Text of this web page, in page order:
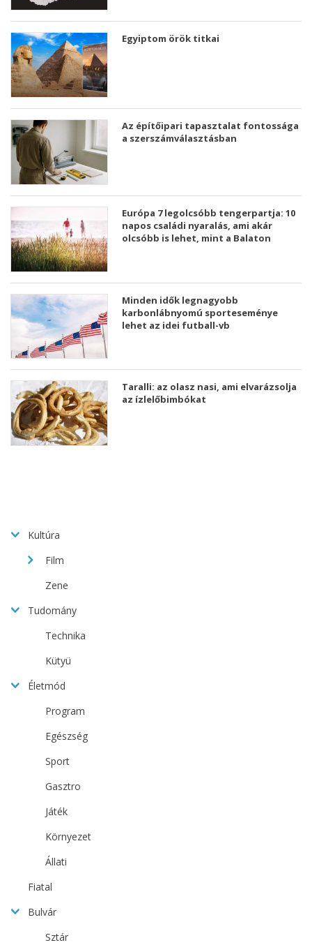
Egyiptom örök titkai
Az építőipari tapasztalat fontossága
a szerszámválasztásban
Európa 7 legolcsóbb tengerpartja: 10
napos családi nyaralás, ami akár
olcsóbb is lehet, mint a Balaton
Minden idők legnagyobb
karbonlábnyomú sporteseménye
lehet az idei futball-vb
Taralli: az olasz nasi, ami elvarázsolja
az ízlelőbimbókat
Kultúra
Film
Zene
Tudomány
Technika
Kütyü
Életmód
Program
Egészség
Sport
Gasztro
Játék
Környezet
Állati
Fiatal
Bulvár
Sztár